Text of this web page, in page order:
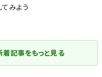
てみよう
着記事をもっと見る